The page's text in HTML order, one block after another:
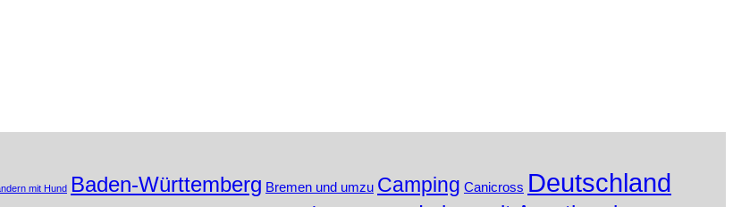
mit Hund Baden-Württemberg Bremen und umzu Camping Canicross Deutschland